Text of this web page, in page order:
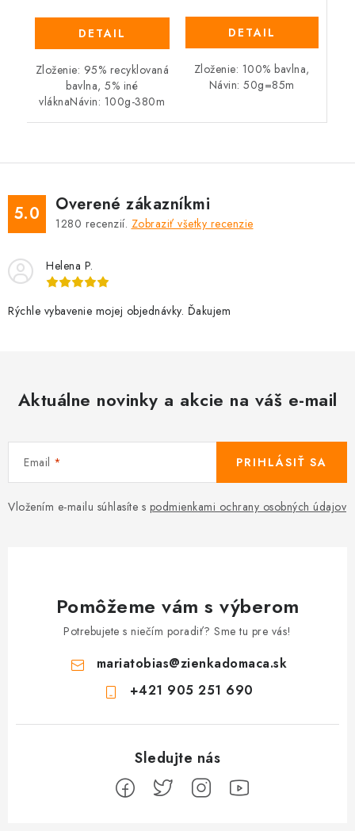
DETAIL
Zloženie: 95% recyklovaná
bavlna, 5% iné
vláknaNávin: 100g-380m
DETAIL
Zloženie: 100% bavlna,
Návin: 50g=85m
5.0 Overené zákazníkmi
1280 recenzií. Zobraziť všetky recenzie
Helena P.
Rýchle vybavenie mojej objednávky. Ďakujem
Aktuálne novinky a akcie na váš e-mail
Email
Vložením e-mailu súhlasíte s podmienkami ochrany osobných údajov
PRIHLÁSIŤ SA
Pomôžeme vám s výberom
Potrebujete s niečím poradiť? Sme tu pre vás!
mariatobias@zienkadomaca.sk
+421 905 251 690